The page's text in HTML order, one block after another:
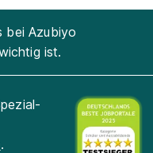
bei Azubiyo
ist.
.